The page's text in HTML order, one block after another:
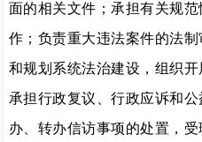
面的相关文件 ； 承担有关规
作 ； 负责重大违法案件的法
和规划系统法治建设，组织
承担行政复议、行政应诉和
办、转办信访事项的处置，